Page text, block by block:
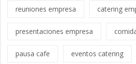
reuniones empresa catering
presentaciones empresa
pausa cafe eventos catering